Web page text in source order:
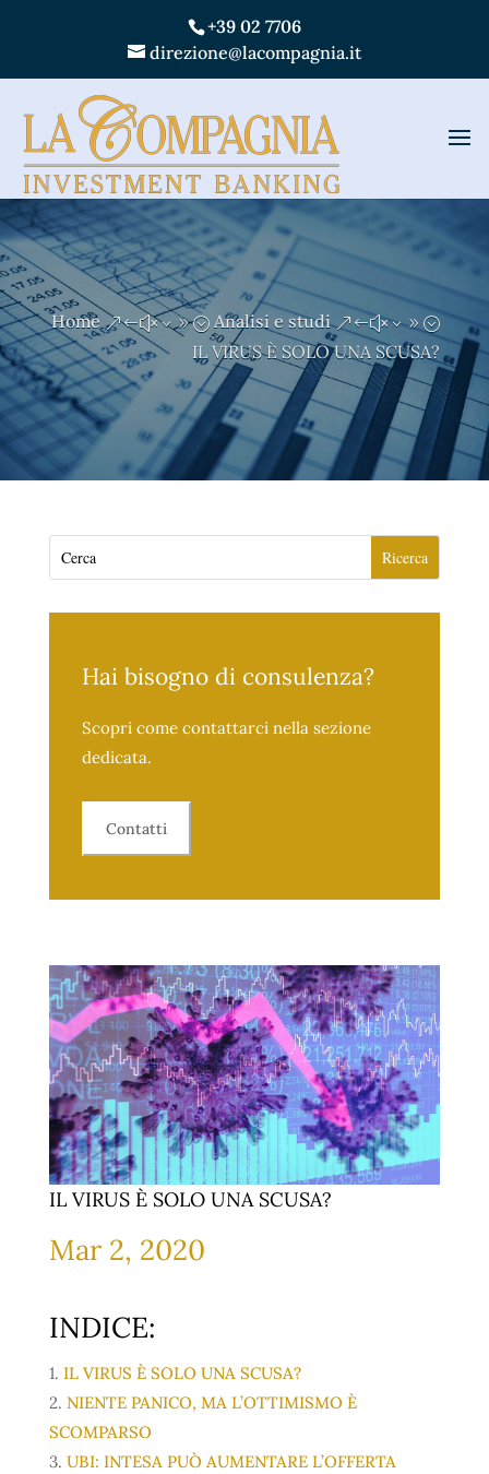
+39 02 7706
direzione@lacompagnia.it
Home &#x39; Analisi e studi &#x39;
IL VIRUS È SOLO UNA SCUSA?
Hai bisogno di consulenza?
Scopri come contattarci nella sezione
dedicata.
Contatti
IL VIRUS È SOLO UNA SCUSA?
Mar 2, 2020
INDICE:
1. IL VIRUS È SOLO UNA SCUSA?
2. NIENTE PANICO, MA L’OTTIMISMO È
SCOMPARSO
3. UBI: INTESA PUÒ AUMENTARE L’OFFERTA